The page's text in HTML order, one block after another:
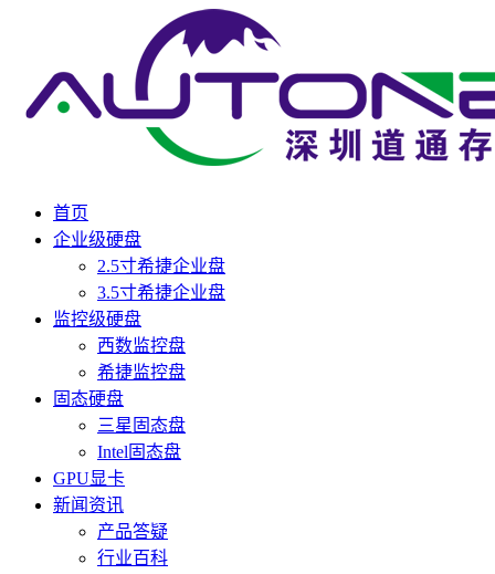
首页
企业级硬盘
2.5寸希捷企业盘
3.5寸希捷企业盘
监控级硬盘
西数监控盘
希捷监控盘
固态硬盘
三星固态盘
Intel固态盘
GPU显卡
新闻资讯
产品答疑
行业百科